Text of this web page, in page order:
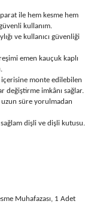
ile hem kesme hem
kullanım.
ve kullanıcı güvenliği
emen kauçuk kaplı
monte edilebilen
değiştirme imkânı sağlar.
süre yorulmadan
dişli ve dişli kutusu.
Muhafazası, 1 Adet